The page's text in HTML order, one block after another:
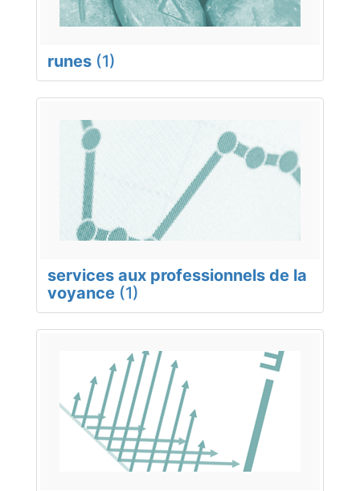
runes (1)
services aux professionnels de la
voyance (1)